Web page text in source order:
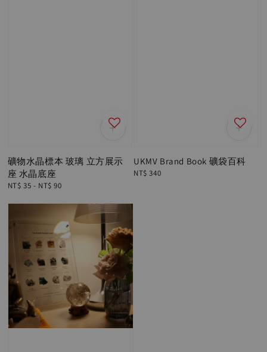
礦物水晶標本 玻璃 立方展示
座 水晶底座
Regular
NT$ 35 - NT$ 90
UKMV Brand Book 礦袋百科
Regular
NT$ 340